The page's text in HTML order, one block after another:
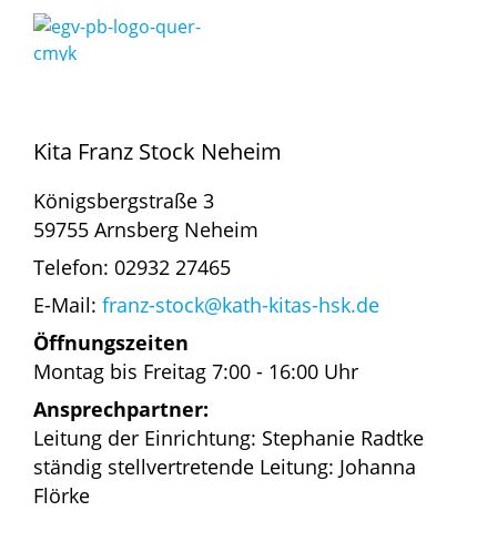
Kita Franz Stock Neheim
Königsbergstraße 3
59755 Arnsberg Neheim
Telefon: 02932 27465
E-Mail: franz-stock@kath-kitas-hsk.de
Öffnungszeiten
Montag bis Freitag 7:00 - 16:00 Uhr
Ansprechpartner:
Leitung der Einrichtung: Stephanie Radtke
ständig stellvertretende Leitung: Johanna
Flörke